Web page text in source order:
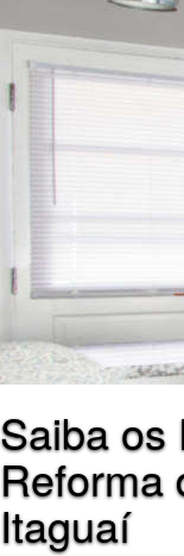
Saiba os
Reforma
Itaguaí